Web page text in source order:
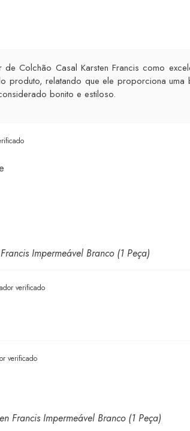
Colchão Casal Karsten Francis como
produto, relatando que ele proporciona
bonito e estiloso.
Impermeável Branco (1 Peça)
verificado
verificado
Francis Impermeável Branco (1 Peça)